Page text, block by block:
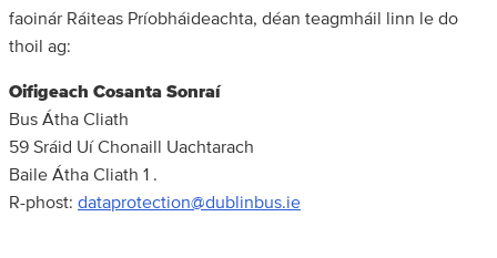
faoinár Ráiteas Príobháideachta, déan teagmháil linn le do
thoil ag:
Oifigeach Cosanta Sonraí
Bus Átha Cliath
59 Sráid Uí Chonaill Uachtarach
Baile Átha Cliath 1 .
R-phost: dataprotection@dublinbus.ie